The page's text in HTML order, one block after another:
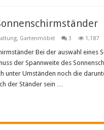
, Gartenmöbel 3 1,187
Bei der auswahl
der Spannweite des
unter Umständen noch die
der Ständer sein …